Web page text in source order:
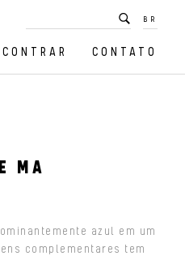
BR
CONTATO
MA
azul em um
complementares tem